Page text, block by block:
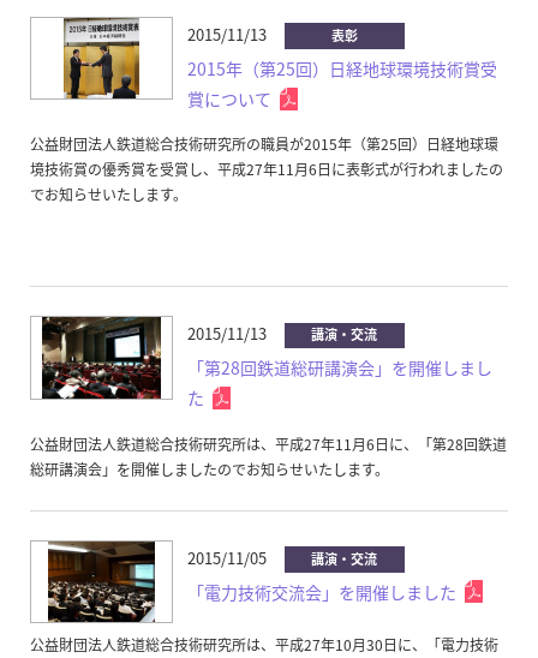
2015/11/13 表彰
2015年（第25回）日経地球環境技術賞受
賞について
公益財団法人鉄道総合技術研究所の職員が2015年（第25回）日経地球環
境技術賞の優秀賞を受賞し、平成27年11月6日に表彰式が行われましたの
でお知らせいたします。
2015/11/13 講演・交流
「第28回鉄道総研講演会」を開催しまし
た
公益財団法人鉄道総合技術研究所は、平成27年11月6日に、「第28回鉄道
総研講演会」を開催しましたのでお知らせいたします。
2015/11/05 講演・交流
「電力技術交流会」を開催しました
公益財団法人鉄道総合技術研究所は、平成27年10月30日に、「電力技術